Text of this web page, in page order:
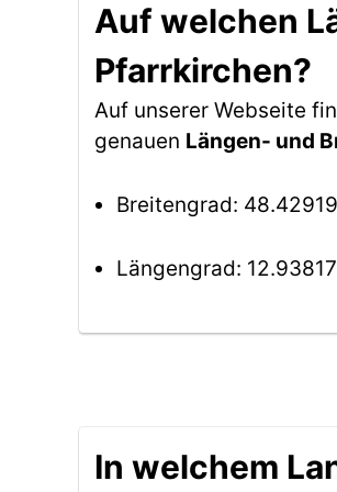
Auf welchen
Pfarrkirchen?
Auf unserer Webseite
genauen Längen- und
Breitengrad:
Längengrad:
In welchem